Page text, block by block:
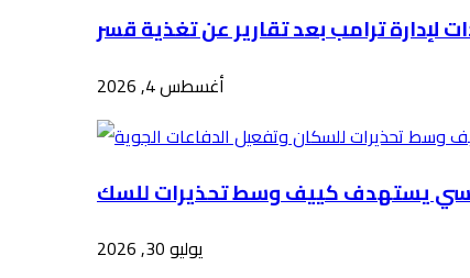
أغسطس 4, 2026
يوليو 30, 2026